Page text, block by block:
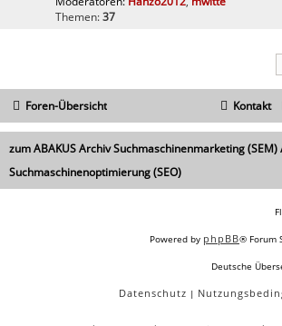
Themen:37
Foren-Übersicht Kontakt
zum ABAKUS Archiv Suchmaschinenmarketing (SEM)
Suchmaschinenoptimierung (SEO)
Powered by phpBB® Forum
Deutsche
Datenschutz |